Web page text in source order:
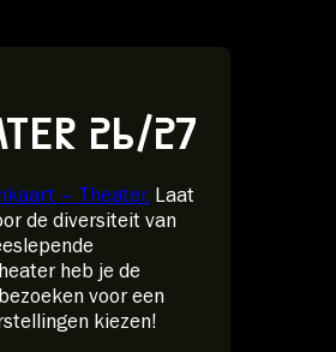
26/27
– Theater. Laat
de diversiteit van
heb je de
voor een
kiezen!